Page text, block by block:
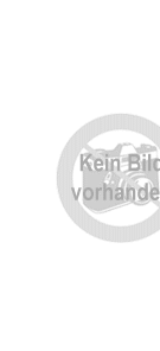
mm (0.100")